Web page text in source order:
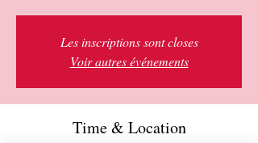
Les inscriptions sont closes
Voir autres événements
Time & Location